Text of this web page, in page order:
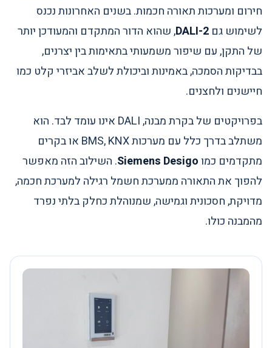
חירום ומערכות תאורה חכמות. בשנים האחרונות נכנס
לשימוש גם DALI-2, שהוא הדור המתקדם והמעודכן יותר
של התקן, עם שיפור משמעותי בתאימות בין יצרנים,
בבדיקות הסמכה, באמינות וביכולת לשלב אביזרי קלט כמו
חיישנים ולחצנים.
בפרויקטים של בקרת מבנה, DALI אינו עומד לבד. הוא
משתלב בדרך כלל עם מערכות BMS, KNX או בקרים
מתקדמים כמוSiemens Desigo. השילוב הזה מאפשר
להפוך את התאורה ממערכת חשמל רגילה למערכת חכמה,
מדויקת, חסכונית וגמישה, שמנוהלת כחלק בלתי נפרד
מהמבנה כולו.